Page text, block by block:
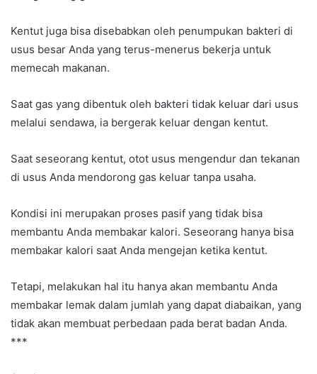
Kentut juga bisa disebabkan oleh penumpukan bakteri di
usus besar Anda yang terus-menerus bekerja untuk
memecah makanan.
Saat gas yang dibentuk oleh bakteri tidak keluar dari usus
melalui sendawa, ia bergerak keluar dengan kentut.
Saat seseorang kentut, otot usus mengendur dan tekanan
di usus Anda mendorong gas keluar tanpa usaha.
Kondisi ini merupakan proses pasif yang tidak bisa
membantu Anda membakar kalori. Seseorang hanya bisa
membakar kalori saat Anda mengejan ketika kentut.
Tetapi, melakukan hal itu hanya akan membantu Anda
membakar lemak dalam jumlah yang dapat diabaikan, yang
tidak akan membuat perbedaan pada berat badan Anda.
***